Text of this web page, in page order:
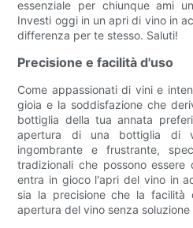
essenziale per chiunque ami
Investi oggi in un apri di vino in
differenza per te stesso. Saluti!
Precisione e facilità d'uso
Come appassionati di vini e
gioia e la soddisfazione che
bottiglia della tua annata
apertura di una bottiglia di
ingombrante e frustrante,
tradizionali che possono
entra in gioco l'apri del vino in
sia la precisione che la facilità
apertura del vino senza